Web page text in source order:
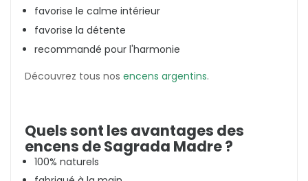
favorise le calme intérieur
favorise la détente
recommandé pour l'harmonie
Découvrez tous nos encens argentins.
Quels sont les avantages des
encens de Sagrada Madre ?
100% naturels